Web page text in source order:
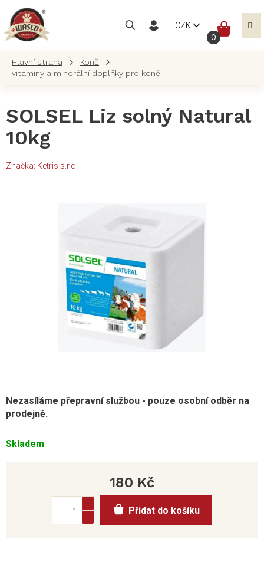
obsah
CZK
Koně
vitamíny a minerální doplňky pro koně
SOLSEL Liz solný Natural
10kg
Značka: Ketris s.r.o.
Skladem
Nezasíláme přepravní službou - pouze osobní odběr na
prodejně.
180 Kč
cena:
Přidat do košíku